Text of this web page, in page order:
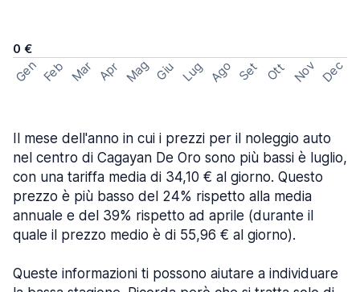
0 €
Gen Feb Mar Apr Mag Giu Lug Ago Set Ott Nov Dec
Il mese dell'anno in cui i prezzi per il noleggio auto
nel centro di Cagayan De Oro sono più bassi è luglio,
con una tariffa media di 34,10 € al giorno. Questo
prezzo è più basso del 24% rispetto alla media
annuale e del 39% rispetto ad aprile (durante il
quale il prezzo medio è di 55,96 € al giorno).
Queste informazioni ti possono aiutare a individuare